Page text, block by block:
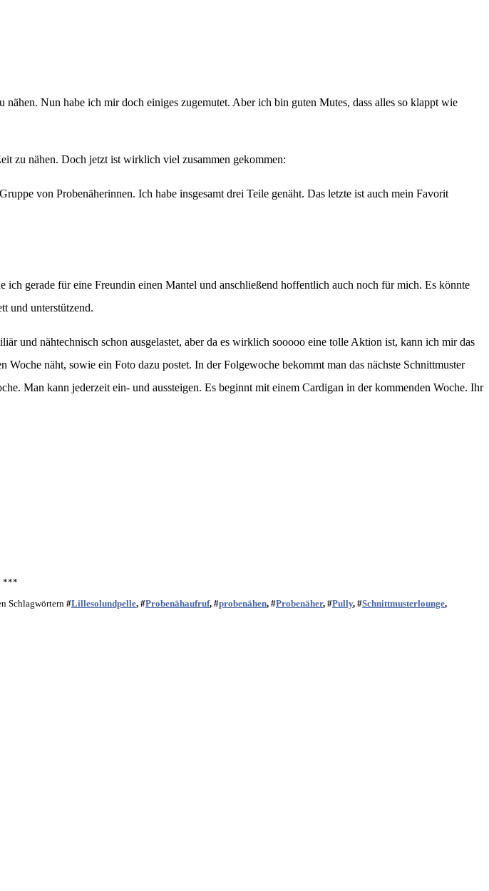
Nun habe ich mir doch einiges zugemutet. Aber ich bin guten Mutes, dass alles so klappt wie
zu nähen. Doch jetzt ist wirklich viel zusammen gekommen:
von Probenäherinnen. Ich habe insgesamt drei Teile genäht. Das letzte ist auch mein Favorit
gerade für eine Freundin einen Mantel und anschließend hoffentlich auch noch für mich. Es könnte
und unterstützend.
und nähtechnisch schon ausgelastet, aber da es wirklich sooooo eine tolle Aktion ist, kann ich mir das
Woche näht, sowie ein Foto dazu postet. In der Folgewoche bekommt man das nächste Schnittmuster
Man kann jederzeit ein- und aussteigen. Es beginnt mit einem Cardigan in der kommenden Woche. Ihr
***
Schlagwörtern #Lillesolundpelle, #Probenähaufruf, #probenähen, #Probenäher, #Pully, #Schnittmusterlounge,